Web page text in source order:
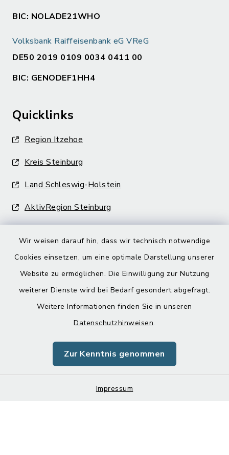
Wir weisen darauf hin, dass wir technisch notwendige
Cookies einsetzen, um eine optimale Darstellung unserer
Website zu ermöglichen. Die Einwilligung zur Nutzung
weiterer Dienste wird bei Bedarf gesondert abgefragt.
Weitere Informationen finden Sie in unseren
Datenschutzhinweisen.
Zur Kenntnis genommen
Impressum
BIC: NOLADE21WHO
Volksbank Raiffeisenbank eG VReG
DE50 2019 0109 0034 0411 00
BIC: GENODEF1HH4
Quicklinks
Region Itzehoe
Kreis Steinburg
Land Schleswig-Holstein
AktivRegion Steinburg
Barrierefreiheit
Impressum
Sitemap